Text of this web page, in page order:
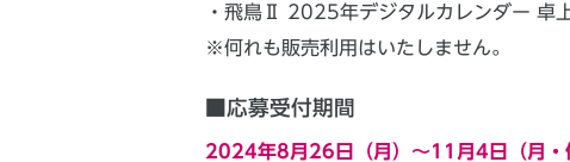
・飛鳥Ⅱ 2025年デジタルカレンダー 卓
※何れも販売利用はいたしません。
■応募受付期間
2024年8月26日（月）～11月4日（月・